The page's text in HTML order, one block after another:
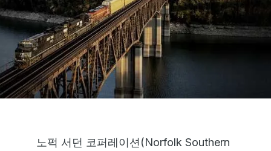
노퍽 서던 코퍼레이션(Norfolk Southern